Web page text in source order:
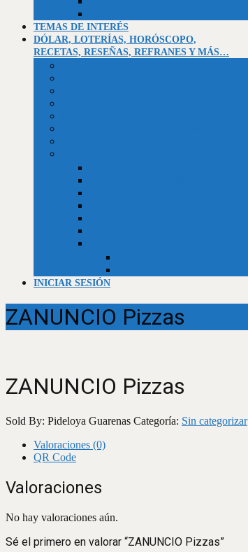
TEMAS DE INTERÉS
DÓLAR, LOTERÍAS, HORÓSCOPO,
RECETAS, RESEÑAS, REFRANES Y MÁS…
INICIAR SESIÓN
ZANUNCIO Pizzas
ZANUNCIO Pizzas
Sold By: Pideloya Guarenas Categoría: Sin categorizar
Valoraciones (0)
QR Code
Valoraciones
No hay valoraciones aún.
Sé el primero en valorar “ZANUNCIO Pizzas”